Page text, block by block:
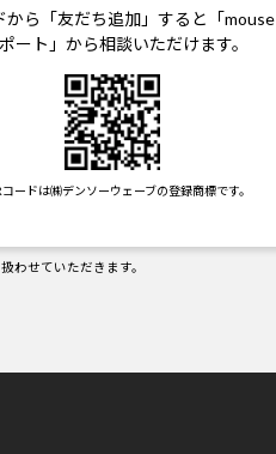
から「友だち追加」すると「mouse
ート」から相談いただけます。
ードは㈱デンソーウェーブの登録商標です。
わせていただきます。